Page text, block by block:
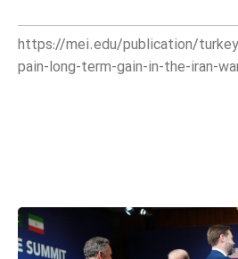
https://mei.edu/publication/
pain-long-term-gain-in-the-iran-